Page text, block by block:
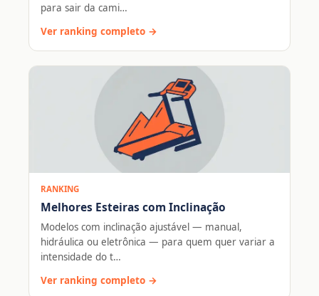
para sair da cami…
Ver ranking completo →
RANKING
Melhores Esteiras com Inclinação
Modelos com inclinação ajustável — manual,
hidráulica ou eletrônica — para quem quer variar a
intensidade do t…
Ver ranking completo →